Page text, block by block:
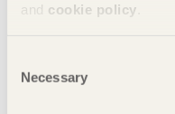
and cookie policy
Selection
Necessary